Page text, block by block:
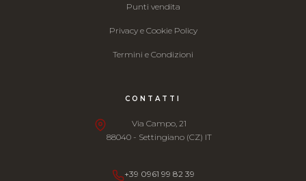
Punti vendita
Privacy e Cookie Policy
Termini e Condizioni
CONTATTI
Via Campo, 21
88040 - Settingiano (CZ) IT
+39 0961 99 82 39